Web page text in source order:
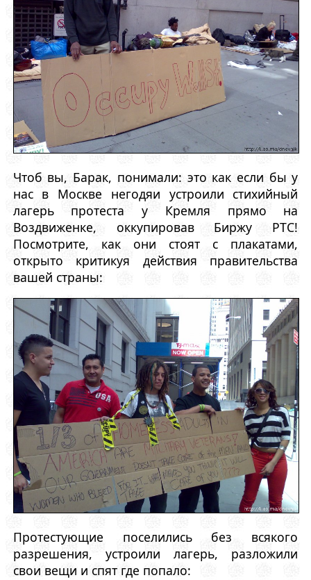
Чтоб вы, Барак, понимали: это как если бы у
нас в Москве негодяи устроили стихийный
лагерь протеста у Кремля прямо на
Воздвиженке, оккупировав Биржу РТС!
Посмотрите, как они стоят с плакатами,
открыто критикуя действия правительства
вашей страны:
Протестующие поселились без всякого
разрешения, устроили лагерь, разложили
свои вещи и спят где попало: